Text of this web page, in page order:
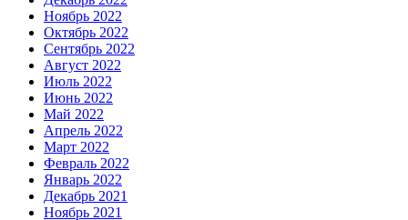
Ноябрь 2022
Октябрь 2022
Сентябрь 2022
Август 2022
Июль 2022
Июнь 2022
Май 2022
Апрель 2022
Март 2022
Февраль 2022
Январь 2022
Декабрь 2021
Ноябрь 2021